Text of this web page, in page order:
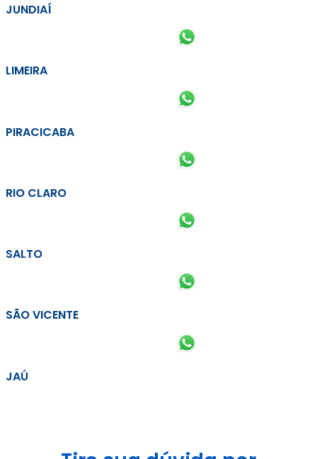
JUNDIAÍ
LIMEIRA
PIRACICABA
RIO CLARO
SALTO
SÃO VICENTE
JAÚ